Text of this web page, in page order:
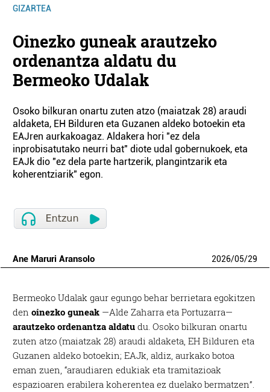
GIZARTEA
Oinezko guneak arautzeko
ordenantza aldatu du
Bermeoko Udalak
Osoko bilkuran onartu zuten atzo (maiatzak 28) araudi
aldaketa, EH Bilduren eta Guzanen aldeko botoekin eta
EAJren aurkakoagaz. Aldakera hori "ez dela
inprobisatutako neurri bat" diote udal gobernukoek, eta
EAJk dio "ez dela parte hartzerik, plangintzarik eta
koherentziarik" egon.
Ane Maruri Aransolo 2026/05/29
Bermeoko Udalak gaur egungo behar berrietara egokitzen
denoinezko guneak —Alde Zaharra eta Portuzarra—
arautzeko ordenantza aldatu du. Osoko bilkuran onartu
zuten atzo (maiatzak 28) araudi aldaketa, EH Bilduren eta
Guzanen aldeko botoekin; EAJk, aldiz, aurkako botoa
eman zuen, “araudiaren edukiak eta tramitazioak
espazioaren erabilera koherentea ez duelako bermatzen”.